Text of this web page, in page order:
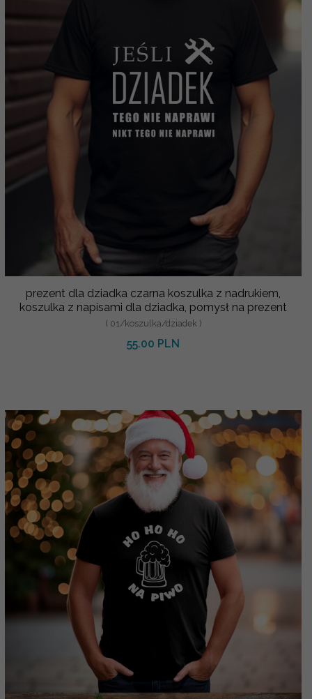
prezent dla dziadka czarna koszulka z nadrukiem,
koszulka z napisami dla dziadka, pomysł na prezent
( 01/koszulka/dziadek )
55.00 PLN